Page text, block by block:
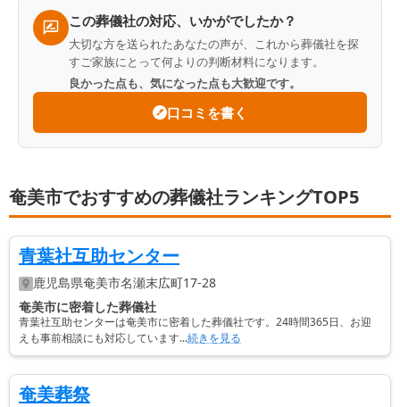
この葬儀社の対応、いかがでしたか？
大切な方を送られたあなたの声が、これから葬儀社を探
すご家族にとって何よりの判断材料になります。
良かった点も、気になった点も大歓迎です。
口コミを書く
奄美市でおすすめの葬儀社ランキングTOP5
青葉社互助センター
鹿児島県奄美市名瀬末広町17-28
奄美市に密着した葬儀社
青葉社互助センターは奄美市に密着した葬儀社です。24時間365日、お迎
えも事前相談にも対応しています...続きを見る
奄美葬祭